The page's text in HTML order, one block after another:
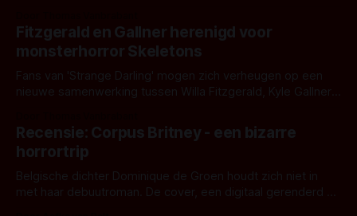
kille stijl vol folklore en mythe. Het topic deze keer is (kon
het het al raden?)... de weerwolf. Kijk je mee?
Fitzgerald en Gallner herenigd voor
monsterhorror Skeletons
Fans van 'Strange Darling' mogen zich verheugen op een
nieuwe samenwerking tussen Willa Fitzgerald, Kyle Gallner
'Skeletons', een nieuwe creature feature waarvoor de
opnames zijn gestart in Australië.
Recensie: Corpus Britney - een bizarre
horrortrip
Belgische dichter Dominique de Groen houdt zich niet in
met haar debuutroman. De cover, een digitaal gerenderd en